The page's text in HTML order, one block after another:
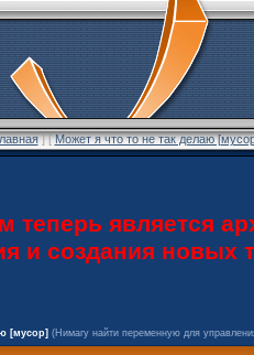
] [Может я что то не так делаю
является
и создания
[мусор] (Нимагу найти переменную для